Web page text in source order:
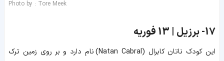
Photo by : Tore Meek
17- برزیل | 13 فوریه
این کودک ناتان کابرال (Natan Cabral) نام دارد و بر روی زمین ترک